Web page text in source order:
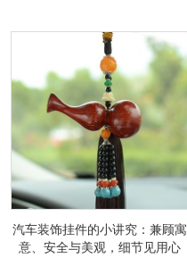
汽车装饰挂件的小讲究：兼顾寓
意、安全与美观，细节见用心